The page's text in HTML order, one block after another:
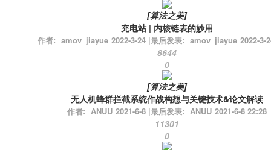
[算法之美]
充电站 | 内核链表的妙用
作者: amov_jiayue 2022-3-24 |最后发表: amov_jiayue 2022-3-
8644
0
[算法之美]
无人机蜂群拦截系统作战构想与关键技术&论文解读
作者: ANUU 2021-6-8 |最后发表: ANUU 2021-6-8 22:28
11301
0